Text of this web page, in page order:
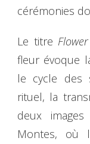
cérémonies
Le titre
fleur évoque
le cycle des
rituel, la
deux
Montes, où